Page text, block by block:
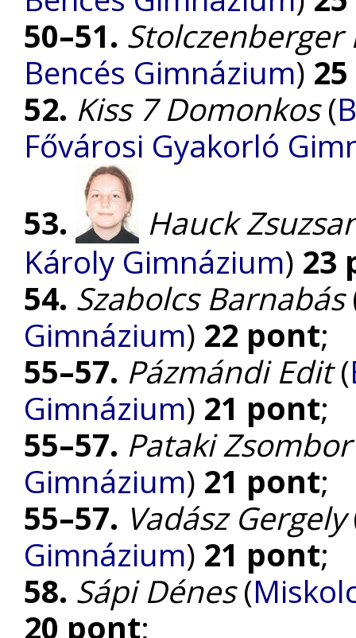
50–51. Stolczenberger
Bencés Gimnázium)
52. Kiss 7 Domonkos(
Fővárosi Gyakorló
53.
Hauck
Károly Gimnázium) 23
54. Szabolcs Barnabás
Gimnázium) 22 pont;
55–57. Pázmándi Edit(
Gimnázium) 21 pont;
55–57. Pataki Zsombor
Gimnázium) 21 pont;
55–57. Vadász Gergely
Gimnázium) 21 pont;
58. Sápi Dénes(
20 pont;